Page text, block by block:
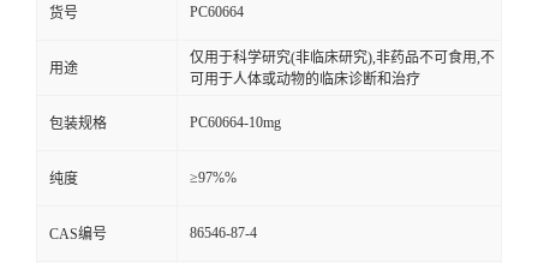
货号 PC60664
用途
仅用于科学研究(非临床研究),非药品不可食用,不
可用于人体或动物的临床诊断和治疗
包装规格 PC60664-10mg
纯度 ≥97%%
CAS编号 86546-87-4